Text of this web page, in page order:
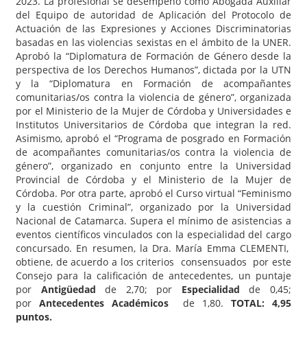
del Equipo de autoridad de Aplicación del Protocolo de
Actuación de las Expresiones y Acciones Discriminatorias
basadas en las violencias sexistas en el ámbito de la UNER.
Aprobó la “Diplomatura de Formación de Género desde la
perspectiva de los Derechos Humanos”, dictada por la UTN
y la “Diplomatura en Formación de acompañantes
comunitarias/os contra la violencia de género”, organizada
por el Ministerio de la Mujer de Córdoba y Universidades e
Institutos Universitarios de Córdoba que integran la red.
Asimismo, aprobó el “Programa de posgrado en Formación
de acompañantes comunitarias/os contra la violencia de
género”, organizado en conjunto entre la Universidad
Provincial de Córdoba y el Ministerio de la Mujer de
Córdoba. Por otra parte, aprobó el Curso virtual “Feminismo
y la cuestión Criminal”, organizado por la Universidad
Nacional de Catamarca. Supera el mínimo de asistencias a
eventos científicos vinculados con la especialidad del cargo
concursado. En resumen, la Dra. María Emma CLEMENTI,
obtiene, de acuerdo a los criterios consensuados por este
Consejo para la calificación de antecedentes, un puntaje
por Antigüedad de 2,70; por Especialidad de 0,45;
por Antecedentes Académicosde 1,80.TOTAL: 4,95
puntos.